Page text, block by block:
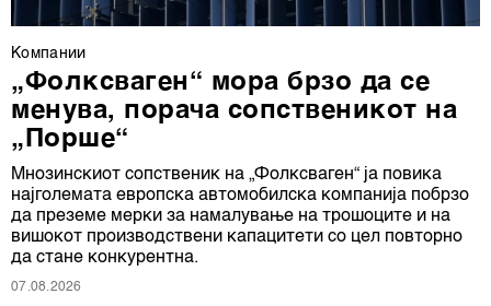
Компании
„Фолксваген“ мора брзо да се
менува, порача сопственикот на
„Порше“
Мнозинскиот сопственик на „Фолксваген“ ја повика
најголемата европска автомобилска компанија побрзо
да преземе мерки за намалување на трошоците и на
вишокот производствени капацитети со цел повторно
да стане конкурентна.
07.08.2026